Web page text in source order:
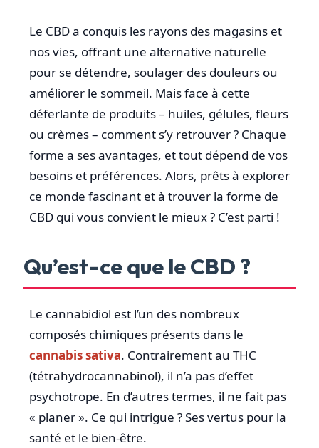
Le CBD a conquis les rayons des magasins et
nos vies, offrant une alternative naturelle
pour se détendre, soulager des douleurs ou
améliorer le sommeil. Mais face à cette
déferlante de produits – huiles, gélules, fleurs
ou crèmes – comment s’y retrouver ? Chaque
forme a ses avantages, et tout dépend de vos
besoins et préférences. Alors, prêts à explorer
ce monde fascinant et à trouver la forme de
CBD qui vous convient le mieux ? C’est parti !
Qu’est-ce que le CBD ?
Le cannabidiol est l’un des nombreux
composés chimiques présents dans le
cannabis sativa. Contrairement au THC
(tétrahydrocannabinol), il n’a pas d’effet
psychotrope. En d’autres termes, il ne fait pas
« planer ». Ce qui intrigue ? Ses vertus pour la
santé et le bien-être.